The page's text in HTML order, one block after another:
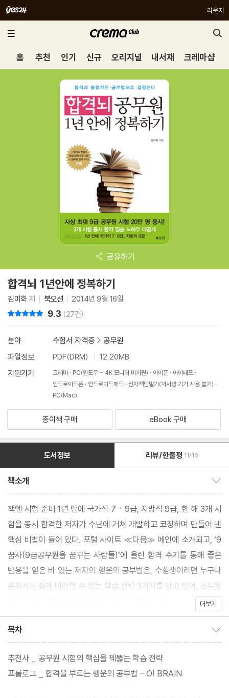
라운지
홈 추천 인기 신규 오리지널 내서재 크레마샵
공유하기
합격뇌 1년안에 정복하기
김미화저 북오션 2014년 9월 16일
9.3 (27건)
분야 수험서 자격증 > 공무원
파일정보
PDF(DRM)
12.20MB
지원기기
크레마 PC(윈도우 - 4K 모니터 미지원) 아이폰
아이패드
안드로이드폰
안드로이드패드
전자책단말기(저사양 기기 사용 불가)
PC(Mac)
종이책 구매 eBook 구매
도서정보 리뷰/한줄평 11/16
책소개
책엔 시험 준비 1년 만에 국가직 7ㆍ9급, 지방직 9급, 한 해 3개 시
험을 동시 합격한 저자가 수년에 거쳐 개발하고 코칭하며 만들어 낸
핵심 비법이 들어 있다. 포털 사이트 ≪다음≫ 메인에 소개되고, ‘9
꿈사(9급공무원을 꿈꾸는 사람들)’에 올린 합격 수기를 통해 좋은
반응을 얻은 바 있는 저자의 행운의 공부법은, 수험생이라면 누구나
혼자서도 쉽게 따라할 수 있는 학습 전략 3가지를 담고 있어, 공무원
더보기
목차
추천사 _ 공무원 시험의 핵심을 꿰뚫는 학습 전략
프롤로그 _ 합격을 부르는 행운의 공부법 - O! BRAIN